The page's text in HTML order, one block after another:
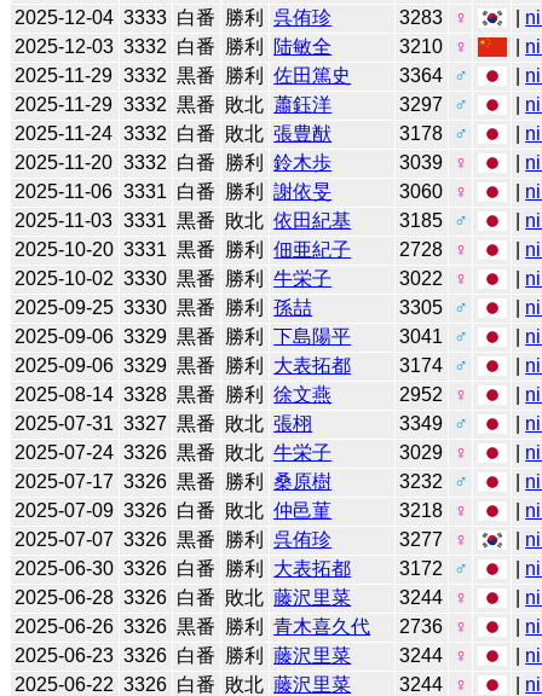
2025-12-04 3333 白番 勝利 呉侑珍 3283 ♀
2025-12-03 3332 白番 勝利 陆敏全 3210 ♀
2025-11-29 3332 黒番 勝利 佐田篤史 3364 ♂
2025-11-29 3332 黒番 敗北 蕭鈺洋 3297 ♂
2025-11-24 3332 白番 敗北 張豊猷 3178 ♂
2025-11-20 3332 白番 勝利 鈴木歩 3039 ♀
2025-11-06 3331 白番 勝利 謝依旻 3060 ♀
2025-11-03 3331 黒番 敗北 依田紀基 3185 ♂
2025-10-20 3331 黒番 勝利 佃亜紀子 2728 ♀
2025-10-02 3330 黒番 勝利 牛栄子 3022 ♀
2025-09-25 3330 黒番 勝利 孫喆 3305 ♂
2025-09-06 3329 黒番 勝利 下島陽平 3041 ♂
2025-09-06 3329 黒番 勝利 大表拓都 3174 ♂
2025-08-14 3328 黒番 勝利 徐文燕 2952 ♀
2025-07-31 3327 黒番 敗北 張栩 3349 ♂
2025-07-24 3326 黒番 敗北 牛栄子 3029 ♀
2025-07-17 3326 黒番 勝利 桑原樹 3232 ♂
2025-07-09 3326 白番 敗北 仲邑菫 3218 ♀
2025-07-07 3326 黒番 勝利 呉侑珍 3277 ♀
2025-06-30 3326 白番 勝利 大表拓都 3172 ♂
2025-06-28 3326 白番 敗北 藤沢里菜 3244 ♀
2025-06-26 3326 黒番 勝利 青木喜久代 2736 ♀
2025-06-23 3326 白番 勝利 藤沢里菜 3244 ♀
2025-06-22 3326 白番 敗北 藤沢里菜 3244 ♀